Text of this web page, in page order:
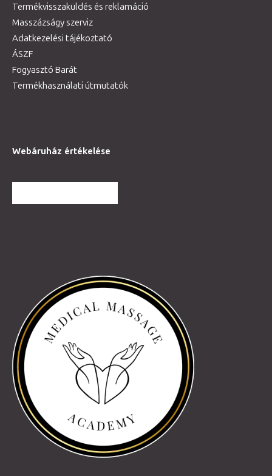
Termékvisszaküldés és reklamáció
Masszázságy szerviz
Adatkezelési tájékoztató
ÁSZF
Fogyasztó Barát
Termékhasználati útmutatók
Webáruház értékelése